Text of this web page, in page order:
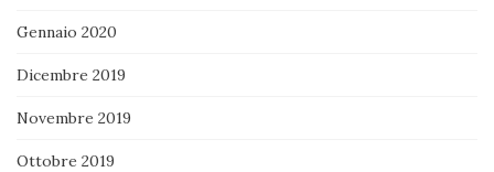
Gennaio 2020
Dicembre 2019
Novembre 2019
Ottobre 2019